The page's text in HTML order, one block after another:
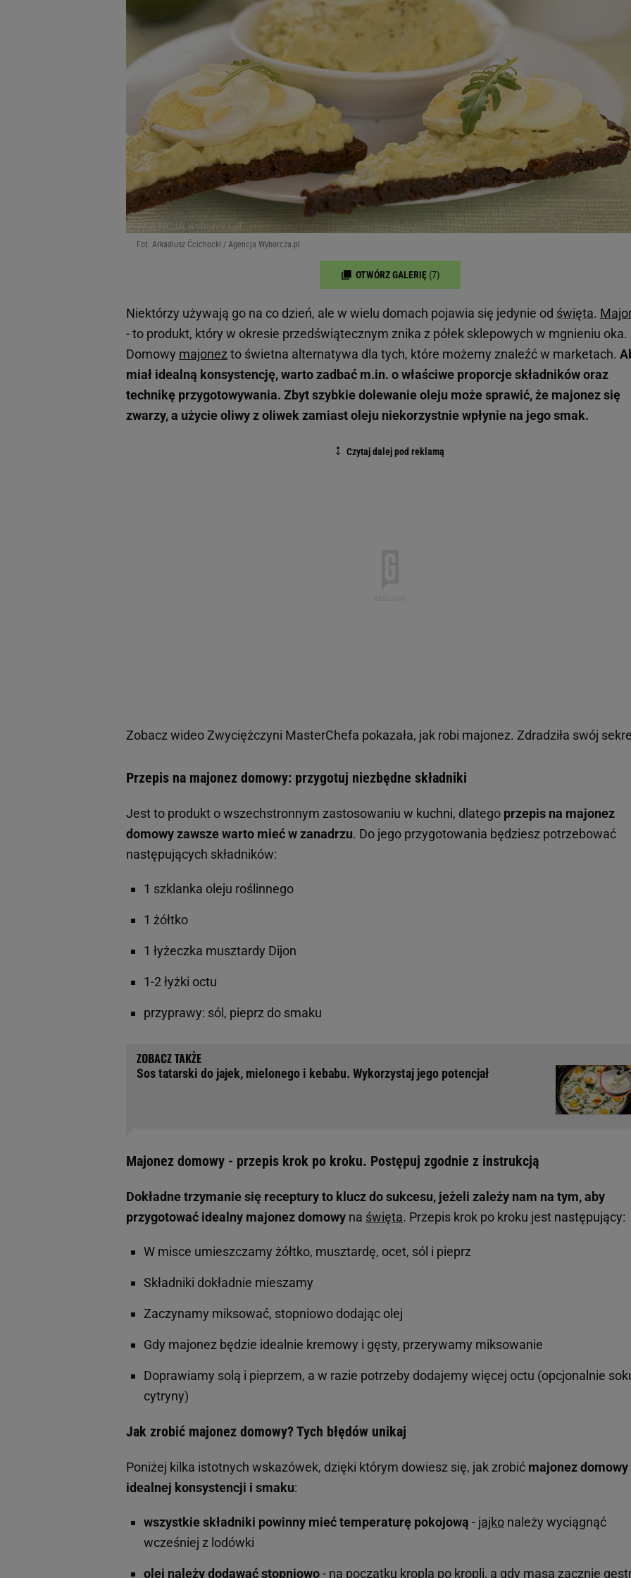
Fot. Arkadiusz Ćcichocki / Agencja Wyborcza.pl
OTWÓRZ GALERIĘ (7)
Niektórzy używają go na co dzień, ale w wielu domach pojawia się jedynie od święta.
- to produkt, który w okresie przedświątecznym znika z półek sklepowych w mgnieniu oka.
Domowy majonezto świetna alternatywa dla tych, które możemy znaleźć w marketach.
miał idealną konsystencję, warto zadbać m.in. o właściwe proporcje składników oraz
technikę przygotowywania. Zbyt szybkie dolewanie oleju może sprawić, że majonez się
zwarzy, a użycie oliwy z oliwek zamiast oleju niekorzystnie wpłynie na jego smak.
Zobacz wideoZwyciężczyni MasterChefa pokazała, jak robi majonez. Zdradziła swój
Przepis na majonez domowy: przygotuj niezbędne składniki
Jest to produkt o wszechstronnym zastosowaniu w kuchni, dlatego przepis na majonez
domowy zawsze warto mieć w zanadrzu. Do jego przygotowania będziesz potrzebować
następujących składników:
1 szklanka oleju roślinnego
1 żółtko
1 łyżeczka musztardy Dijon
1-2 łyżki octu
przyprawy: sól, pieprz do smaku
Sos tatarski do jajek, mielonego i kebabu. Wykorzystaj jego potencjał
Majonez domowy - przepis krok po kroku. Postępuj zgodnie z instrukcją
Dokładne trzymanie się receptury to klucz do sukcesu, jeżeli zależy nam na tym, aby
przygotować idealny majonez domowy na święta. Przepis krok po kroku jest następujący:
W misce umieszczamy żółtko, musztardę, ocet, sól i pieprz
Składniki dokładnie mieszamy
Zaczynamy miksować, stopniowo dodając olej
Gdy majonez będzie idealnie kremowy i gęsty, przerywamy miksowanie
Doprawiamy solą i pieprzem, a w razie potrzeby dodajemy więcej octu (opcjonalnie
cytryny)
Jak zrobić majonez domowy? Tych błędów unikaj
Poniżej kilka istotnych wskazówek, dzięki którym dowiesz się, jak zrobić majonez domowy
idealnej konsystencji i smaku:
wszystkie składniki powinny mieć temperaturę pokojową - jajko należy wyciągnąć
wcześniej z lodówki
olej należy dodawać stopniowo- na początku kropla po kropli, a gdy masa zacznie